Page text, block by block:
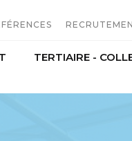
TERTIAIRE -